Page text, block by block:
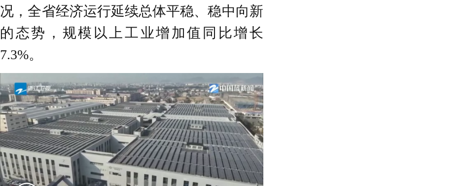
高技术制造业
新兴产业
人工智能
集成电路
机器人
01 2026年4月，浙江规模以上工业增加值同比
增长7.3%，其中27个工业大类行业实现正
增长，增长面达73%。
02 汽车行业增加值同比增长27.1%，位居全省
各行业首位，与计算机通信电子、通用设
备、纺织和电力等行业共同拉动规上工业
增加值增长5.5个百分点。
况，全省经济运行延续总体平稳、稳中向新
的态势，规模以上工业增加值同比增长
7.3%。